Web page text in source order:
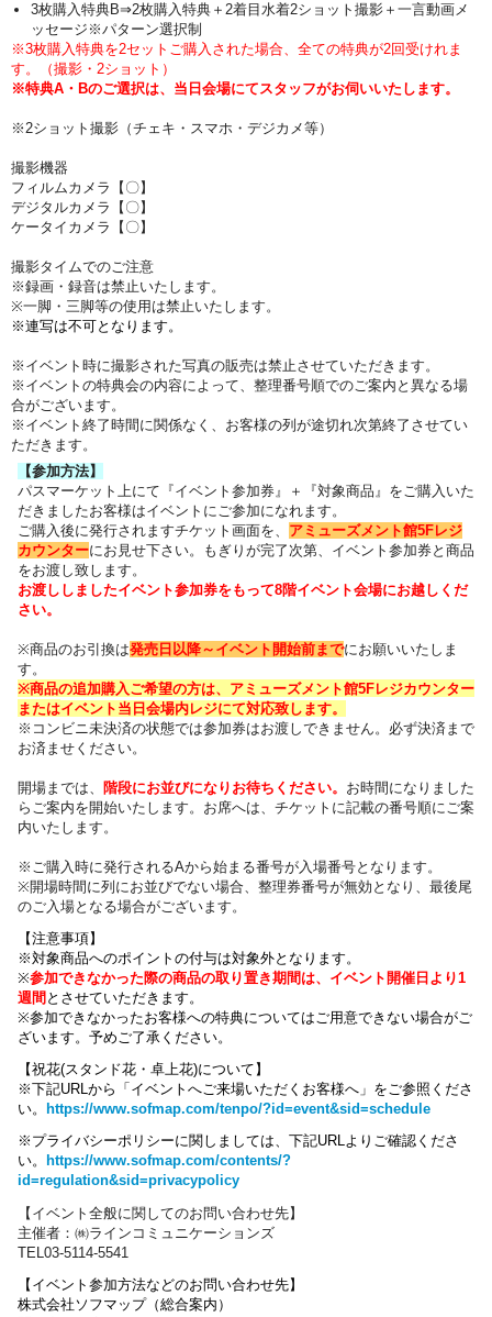
3枚購入特典B⇒2枚購入特典＋2着目水着2ショット撮影＋一言動画メ
ッセージ※パターン選択制
※3枚購入特典を2セットご購入された場合、全ての特典が2回受けれま
す。（撮影・2ショット）
※特典A・Bのご選択は、当日会場にてスタッフがお伺いいたします。
※2ショット撮影（チェキ・スマホ・デジカメ等）
撮影機器
フィルムカメラ【〇】
デジタルカメラ【〇】
ケータイカメラ【〇】
撮影タイムでのご注意
※録画・録音は禁止いたします。
※一脚・三脚等の使用は禁止いたします。
※連写は不可となります。
※イベント時に撮影された写真の販売は禁止させていただきます。
※イベントの特典会の内容によって、整理番号順でのご案内と異なる場
合がございます。
※イベント終了時間に関係なく、お客様の列が途切れ次第終了させてい
ただきます。
【参加方法】
パスマーケット上にて『イベント参加券』＋『対象商品』をご購入いた
だきましたお客様はイベントにご参加になれます。
ご購入後に発行されますチケット画面を、 アミューズメント館5Fレジ
カウンターにお見せ下さい。
もぎりが完了次第、イベント参加券と商品
をお渡し致します。
お渡ししましたイベント参加券をもって8階イベント会場にお越しくだ
さい。
※商品のお引換は発売日以降～ イベント開始前までにお願いいたしま
す。
※商品の追加購入ご希望の方は、 アミューズメント館5Fレジカウンター
またはイベント当日会場内レジにて対応致します。
※コンビニ未決済の状態では参加券はお渡しできません。必ず決済まで
お済ませください。
開場までは、 階段にお並びになりお待ちください。 お時間になりました
らご案内を開始いたします。お席へは、チケットに記載の番号順にご案
内いたします 。
※ご購入時に発行されるAから始まる番号が入場番号となります。
※開場時間に列にお並びでない場合、整理券番号が無効となり、最後尾
のご入場となる場合がございます。
【注意事項】
※対象商品へのポイントの付与は対象外となります。
※参加できなかった際の商品の取り置き期間は、イベント開催日より1
週間 とさせていただきます。
※参加できなかったお客様への特典についてはご用意できない場合がご
ざいます。 予めご了承ください。
【祝花(スタンド花・卓上花)について】
※下記URLから「イベントへご来場いただくお客様へ」をご参照くださ
い。
https://www.sofmap.com/tenpo/?id=event&sid=schedule
※プライバシーポリシーに関しましては、下記URLよりご確認くださ
い。
https://www.sofmap.com/contents/?
id=regulation&sid=privacypolicy
【イベント全般に関してのお問い合わせ先】
主催者：㈱ラインコミュニケーションズ
TEL03-5114-5541
【イベント参加方法などのお問い合わせ先】
株式会社ソフマップ（総合案内）